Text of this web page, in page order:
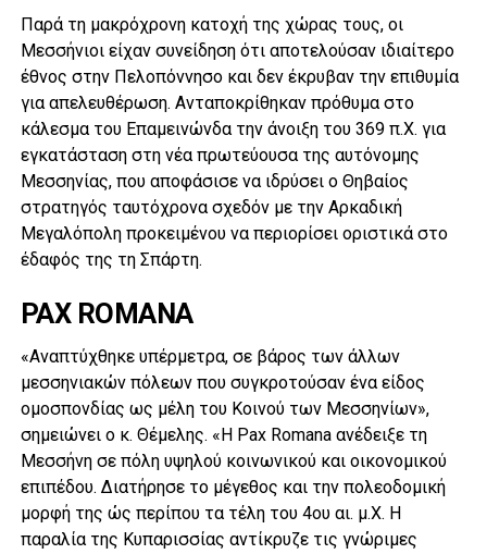
Παρά τη μακρόχρονη κατοχή της χώρας τους, οι
Mεσσήνιοι είχαν συνείδηση ότι αποτελούσαν ιδιαίτερο
έθνος στην Πελοπόννησο και δεν έκρυβαν την επιθυμία
για απελευθέρωση. Ανταποκρίθηκαν πρόθυμα στο
κάλεσμα του Eπαμεινώνδα την άνοιξη του 369 π.X. για
εγκατάσταση στη νέα πρωτεύουσα της αυτόνομης
Mεσσηνίας, που αποφάσισε να ιδρύσει ο Θηβαίος
στρατηγός ταυτόχρονα σχεδόν με την Aρκαδική
Mεγαλόπολη προκειμένου να περιορίσει οριστικά στο
έδαφός της τη Σπάρτη.
PAX ROMANA
«Αναπτύχθηκε υπέρμετρα, σε βάρος των άλλων
μεσσηνιακών πόλεων που συγκροτούσαν ένα είδος
ομοσπονδίας ως μέλη του Κοινού των Μεσσηνίων»,
σημειώνει ο κ. Θέμελης. «Η Pax Romana ανέδειξε τη
Μεσσήνη σε πόλη υψηλού κοινωνικού και οικονομικού
επιπέδου. Διατήρησε το μέγεθος και την πολεοδομική
μορφή της ώς περίπου τα τέλη του 4ου αι. μ.Χ. Η
παραλία της Kυπαρισσίας αντίκρυζε τις γνώριμες